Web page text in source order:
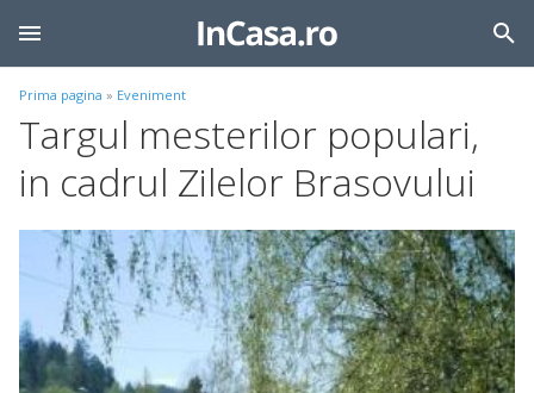
Prima pagina » Eveniment
Targul mesterilor populari,
in cadrul Zilelor Brasovului